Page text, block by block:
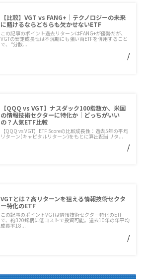
【比較】VGT vs FANG+｜テクノロジーの未来
に賭けるならどちらも欠かせないETF
この記事のポイント過去リターンはFANG+が優勢だが、
VGTの安定成長性は不況期にも強い両ETFを併用すること
で、“分散...
/
【QQQ vs VGT】ナスダック100指数か、米国
の情報技術セクターに特化か｜どっちがいい
の？人気ETF比較
【QQQ vs VGT】ETF Scoreの比較成長性：過去5年の平均
リターン(キャピタルリターン)をもとに算出配当リタ...
/
VGTとは？高リターンを狙える情報技術セクタ
ー特化のETF
この記事のポイントVGTは情報技術セクター特化のETF
で、約320銘柄に低コストで投資可能。過去10年の年平均
成長率18...
/